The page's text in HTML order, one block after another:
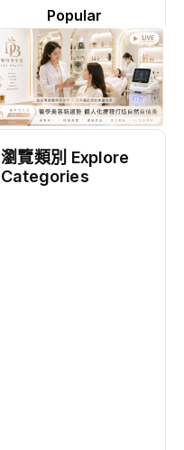
Popular
瀏覽類別 Explore
Categories